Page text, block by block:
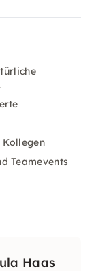
Kollegen
Teamevents
Haas